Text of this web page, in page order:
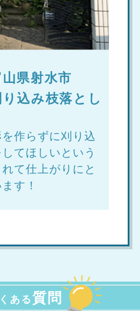
県射水市
込み枝落とし
作らずに刈り込
てほしいという
て仕上がりにと
す！
ある質問